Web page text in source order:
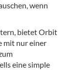
wenn
bietet Orbit
mit nur einer
eine simple